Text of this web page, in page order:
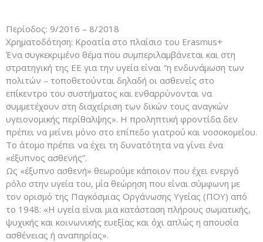
Περίοδος: 9/2016 – 8/2018
Χρηματοδότηση: Κροατία στο πλαίσιο του Erasmus+
Ένα συγκεκριμένο θέμα που συμπεριλαμβάνεται και στη
στρατηγική της ΕΕ για την υγεία είναι “η ενδυνάμωση των
πολιτών – τοποθετούνται δηλαδή οι ασθενείς στο
επίκεντρο του συστήματος και ενθαρρύνονται να
συμμετέχουν στη διαχείριση των δικών τους αναγκών
υγειονομικής περίθαλψης». H προληπτική φροντίδα δεν
πρέπει να μείνει μόνο στο επίπεδο γιατρού και νοσοκομείου.
Το άτομο πρέπει να έχει τη δυνατότητα να γίνει ένα
«έξυπνος ασθενής”.
Ως «έξυπνο ασθενή» θεωρούμε κάποιον που έχει ενεργό
ρόλο στην υγεία του, μία θεώρηση που είναι σύμφωνη με
τον ορισμό της Παγκόσμιας Οργάνωσης Υγείας (ΠΟΥ) από
το 1948: «Η υγεία είναι μια κατάσταση πλήρους σωματικής,
ψυχικής και κοινωνικής ευεξίας και όχι απλώς η απουσία
ασθένειας ή αναπηρίας».